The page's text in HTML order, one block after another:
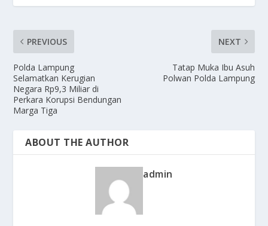
PREVIOUS
Polda Lampung
Selamatkan Kerugian
Negara Rp9,3 Miliar di
Perkara Korupsi Bendungan
Marga Tiga
NEXT
Tatap Muka Ibu Asuh
Polwan Polda Lampung
ABOUT THE AUTHOR
admin